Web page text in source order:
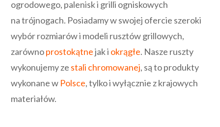
ogrodowego, palenisk i grilli ogniskowych
na trójnogach. Posiadamy w swojej ofercie szeroki
wybór rozmiarów i modeli rusztów grillowych,
zarównoprostokątnejak i okrągłe. Nasze ruszty
wykonujemy ze stali chromowanej, są to produkty
wykonane w Polsce, tylko i wyłącznie z krajowych
materiałów.